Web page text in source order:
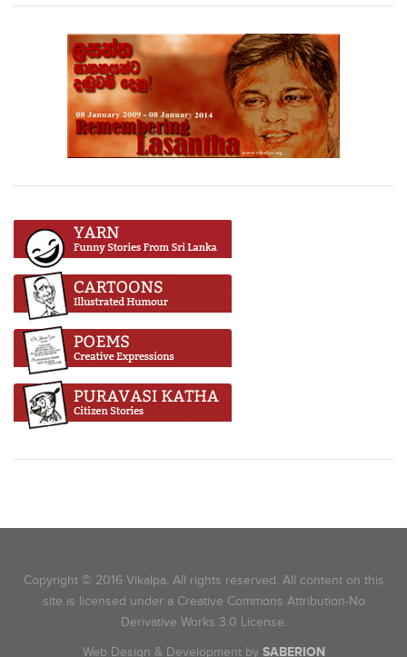
Copyright © 2016 Vikalpa. All rights reserved. All content on this
site is licensed under a Creative Commons Attribution-No
Derivative Works 3.0 License.
Web Design & Development by SABERION